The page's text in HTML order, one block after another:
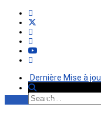
Dernière Mise à
Dernière Mise